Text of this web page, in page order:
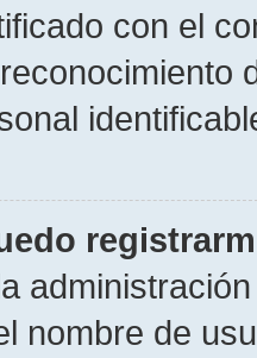
con el
nombre de